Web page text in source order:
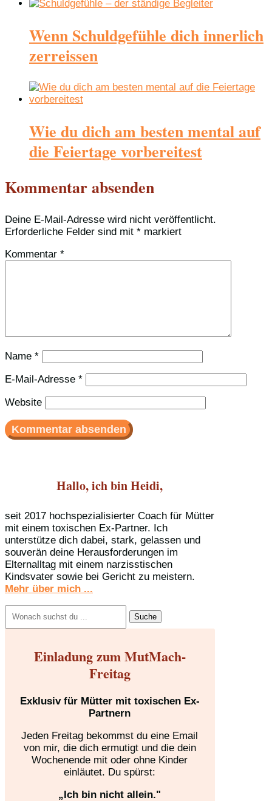
Wenn Schuldgefühle dich innerlich
zerreissen
Wie du dich am besten mental auf
die Feiertage vorbereitest
Kommentar absenden
Deine E-Mail-Adresse wird nicht veröffentlicht.
Erforderliche Felder sind mit * markiert
Kommentar *
Name *
E-Mail-Adresse *
Website
Hallo, ich bin Heidi,
seit 2017 hochspezialisierter Coach für Mütter
mit einem toxischen Ex-Partner. Ich
unterstütze dich dabei, stark, gelassen und
souverän deine Herausforderungen im
Elternalltag mit einem narzisstischen
Kindsvater sowie bei Gericht zu meistern.
Mehr über mich ...
nach:
Einladung zum MutMach-
Freitag
Exklusiv für Mütter mit toxischen Ex-
Partnern
Jeden Freitag bekommst du eine Email
von mir, die dich ermutigt und die dein
Wochenende mit oder ohne Kinder
einläutet. Du spürst:
„Ich bin nicht allein."